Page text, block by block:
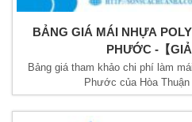
BẢNG GIÁ MÁI NHỰA
PHƯỚC -【
Bảng giá tham khảo chi phí làm
Phước của Hòa